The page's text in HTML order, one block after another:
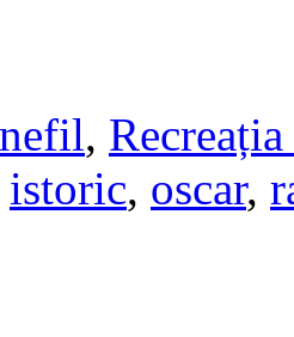
,
istoric, oscar,